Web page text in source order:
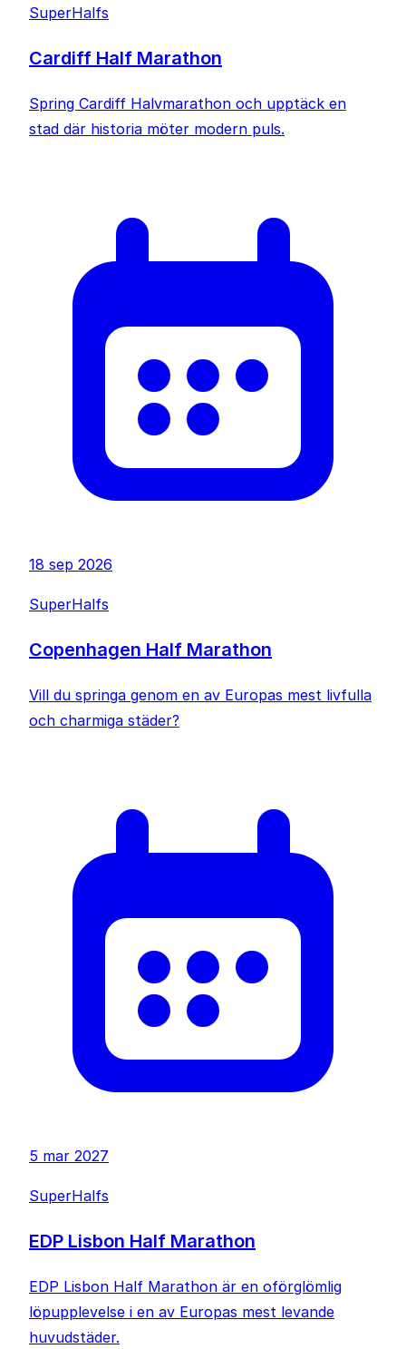
SuperHalfs
Cardiff Half Marathon
Spring Cardiff Halvmarathon och upptäck en
stad där historia möter modern puls.
18 sep 2026
SuperHalfs
Copenhagen Half Marathon
Vill du springa genom en av Europas mest livfulla
och charmiga städer?
5 mar 2027
SuperHalfs
EDP Lisbon Half Marathon
EDP Lisbon Half Marathon är en oförglömlig
löpupplevelse i en av Europas mest levande
huvudstäder.